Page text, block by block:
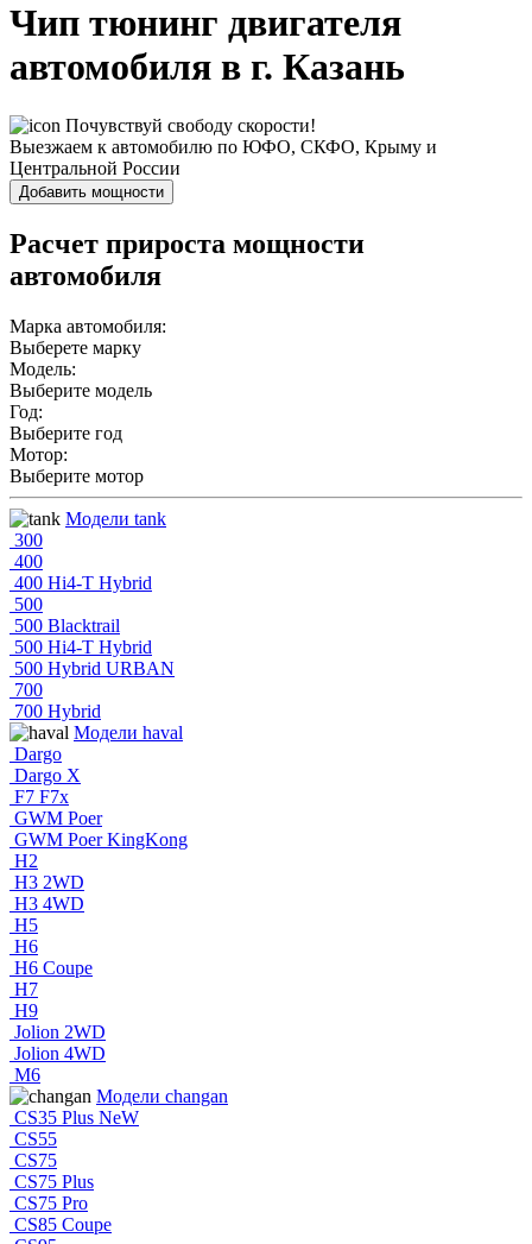
Чип тюнинг двигателя
автомобиля в г. Казань
Почувствуй свободу скорости!
Выезжаем к автомобилю по ЮФО, СКФО, Крыму и
Центральной России
Добавить мощности
Расчет прироста мощности
автомобиля
Марка автомобиля:
Выберете марку
Модель:
Выберите модель
Год:
Выберите год
Мотор:
Выберите мотор
Модели tank
300
400
400 Hi4-T Hybrid
500
500 Blacktrail
500 Hi4-T Hybrid
500 Hybrid URBAN
700
700 Hybrid
Модели haval
Dargo
Dargo X
F7 F7x
GWM Poer
GWM Poer KingKong
H2
H3 2WD
H3 4WD
H5
H6
H6 Coupe
H7
H9
Jolion 2WD
Jolion 4WD
M6
Модели changan
CS35 Plus NeW
CS55
CS75
CS75 Plus
CS75 Pro
CS85 Coupe